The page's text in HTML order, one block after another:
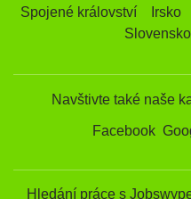
Spojené království
Irsko
Slovensko
Navštivte také naše
Facebook
Hledání práce s